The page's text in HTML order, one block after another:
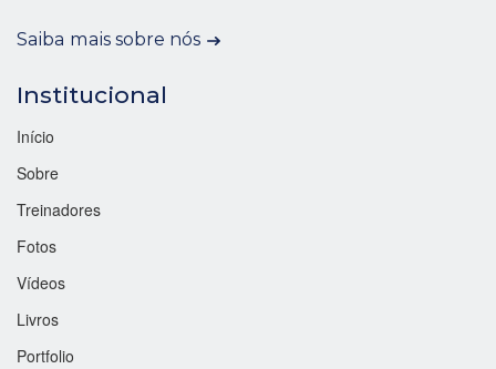
Saiba mais sobre nós
Institucional
Início
Sobre
Treinadores
Fotos
Vídeos
Livros
Portfolio